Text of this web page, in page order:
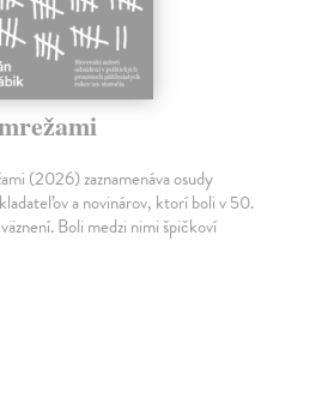
(2026) zaznamenáva osudy
a novinárov, ktorí boli v 50.
Boli medzi nimi špičkoví